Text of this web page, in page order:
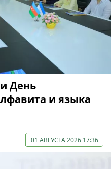
День
и языка
01 АВГУСТА 2026 17:36